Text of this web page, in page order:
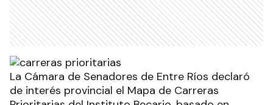
La Cámara de Senadores de Entre Ríos declaró
de interés provincial el Mapa de Carreras